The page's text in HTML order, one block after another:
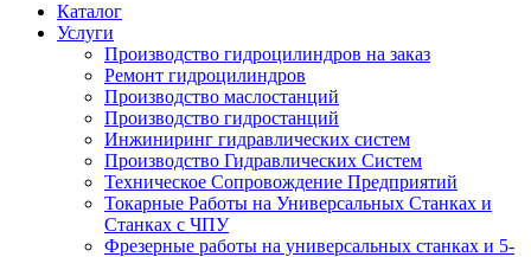
Каталог
Услуги
Производство гидроцилиндров на заказ
Ремонт гидроцилиндров
Производство маслостанций
Производство гидростанций
Инжиниринг гидравлических систем
Производство Гидравлических Систем
Техническое Сопровождение Предприятий
Токарные Работы на Универсальных Станках и
Станках с ЧПУ
Фрезерные работы на универсальных станках и 5-